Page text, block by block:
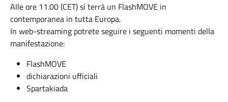
Alle ore 11.00 (CET) si terrà un FlashMOVE in
contemporanea in tutta Europa.
In web-streaming potrete seguire i seguenti momenti della
manifestazione:
FlashMOVE
dichiarazioni ufficiali
Spartakiada